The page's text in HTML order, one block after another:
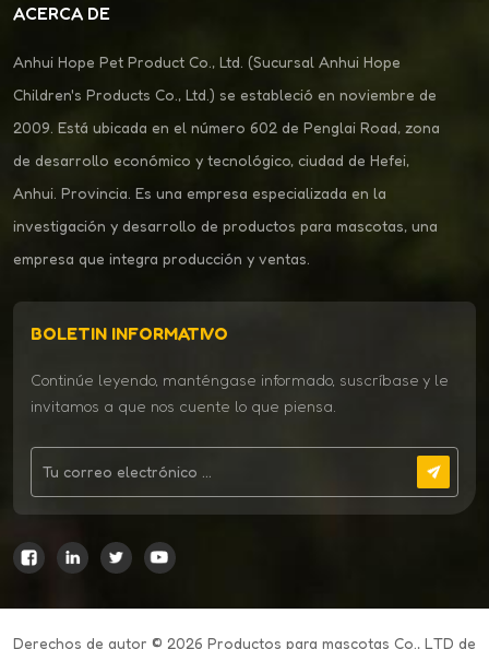
ACERCA DE
Anhui Hope Pet Product Co., Ltd. (Sucursal Anhui Hope
Children's Products Co., Ltd.) se estableció en noviembre de
2009. Está ubicada en el número 602 de Penglai Road, zona
de desarrollo económico y tecnológico, ciudad de Hefei,
Anhui. Provincia. Es una empresa especializada en la
investigación y desarrollo de productos para mascotas, una
empresa que integra producción y ventas.
BOLETIN INFORMATIVO
Continúe leyendo, manténgase informado, suscríbase y le
invitamos a que nos cuente lo que piensa.
Derechos de autor © 2026 Productos para mascotas Co., LTD de